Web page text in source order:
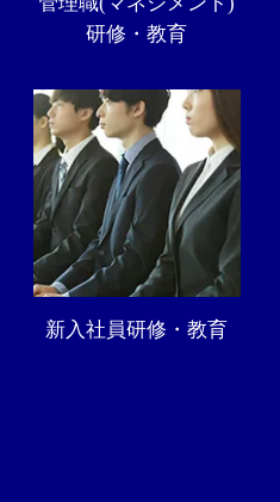
研修・教育
新入社員研修・教育